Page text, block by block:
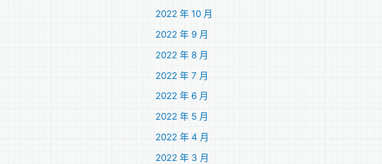
2022 年 10 月
2022 年 9 月
2022 年 8 月
2022 年 7 月
2022 年 6 月
2022 年 5 月
2022 年 4 月
2022 年 3 月